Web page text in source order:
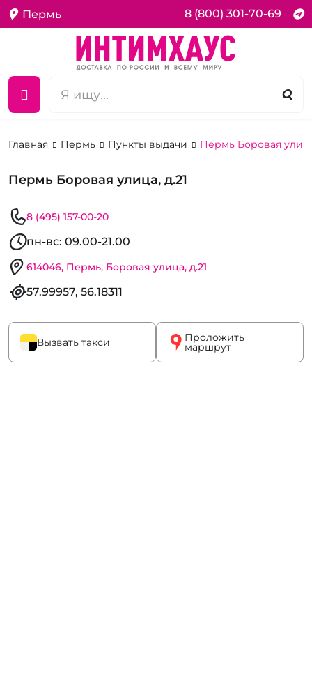
Пермь 8 (800) 301-70-69
Главная Пермь Пункты выдачи Пермь Боровая
Пермь Боровая улица, д.21
8 (495) 157-00-20
пн-вс: 09.00-21.00
614046, Пермь, Боровая улица, д.21
57.99957, 56.18311
Вызвать такси Проложить
маршрут